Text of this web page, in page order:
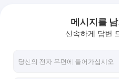
메시지를
신속하게 답변